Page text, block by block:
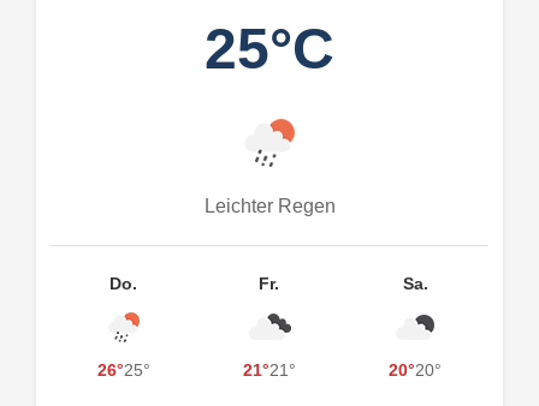
25°C
Leichter Regen
Do.
26°25°
Fr.
21°21°
Sa.
20°20°